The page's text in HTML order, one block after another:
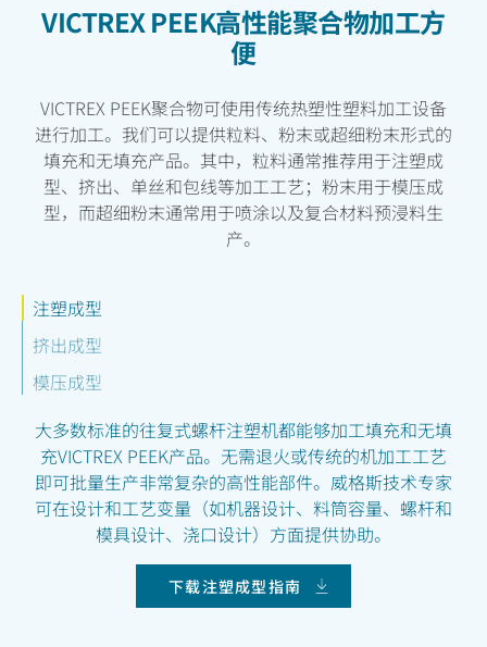
VICTREX PEEK高性能聚合物加工方
便
VICTREX PEEK聚合物可使用传统热塑性塑料加工设备
进行加工。我们可以提供粒料、粉末或超细粉末形式的
填充和无填充产品。其中，粒料通常推荐用于注塑成
型、挤出、单丝和包线等加工工艺；粉末用于模压成
型，而超细粉末通常用于喷涂以及复合材料预浸料生
产。
注塑成型
挤出成型
模压成型
大多数标准的往复式螺杆注塑机都能够加工填充和无填
充VICTREX PEEK产品。无需退火或传统的机加工工艺
即可批量生产非常复杂的高性能部件。威格斯技术专家
可在设计和工艺变量（如机器设计、料筒容量、螺杆和
模具设计、浇口设计）方面提供协助。
下载注塑成型指南